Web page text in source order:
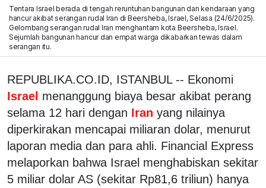
Tentara Israel berada di tengah reruntuhan bangunan dan kendaraan yang
hancur akibat serangan rudal Iran di Beersheba, Israel, Selasa (24/6/2025).
Gelombang serangan rudal Iran menghantam kota Beersheba, Israel.
Sejumlah bangunan hancur dan empat warga dikabarkan tewas dalam
serangan itu.
REPUBLIKA.CO.ID, ISTANBUL -- Ekonomi
Israel menanggung biaya besar akibat perang
selama 12 hari dengan Iran yang nilainya
diperkirakan mencapai miliaran dolar, menurut
laporan media dan para ahli. Financial Express
melaporkan bahwa Israel menghabiskan sekitar
5 miliar dolar AS (sekitar Rp81,6 triliun) hanya